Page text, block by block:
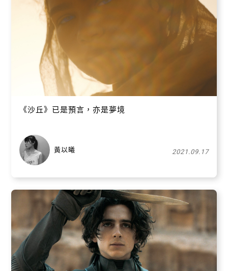
《沙丘》已是預言，亦是夢境
黃以曦 2021.09.17
關閉